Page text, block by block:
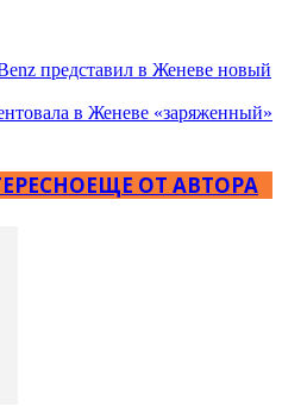
представил в Женеве новый
в Женеве «заряженный»
ЕЩЕ ОТ АВТОРА